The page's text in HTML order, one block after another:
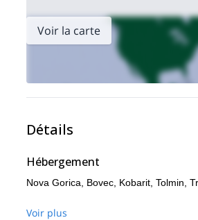
Voir la carte
Détails
Hébergement
Nova Gorica, Bovec, Kobarit, Tolmin,
Voir plus